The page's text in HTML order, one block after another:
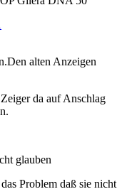
alten Anzeigen
da auf Anschlag
glauben
Problem daß sie nicht